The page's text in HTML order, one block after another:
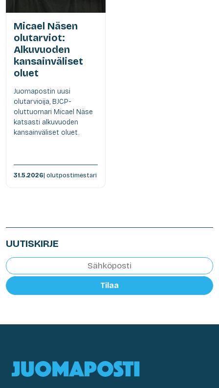
Micael Näsen
olutarviot:
Alkuvuoden
kansainväliset
oluet
Juomapostin uusi
olutarvioija, BJCP-
oluttuomari Micael Näse
katsasti alkuvuoden
kansainväliset oluet.
31.5.2026| olutpostimestari
UUTISKIRJE
Tilaa